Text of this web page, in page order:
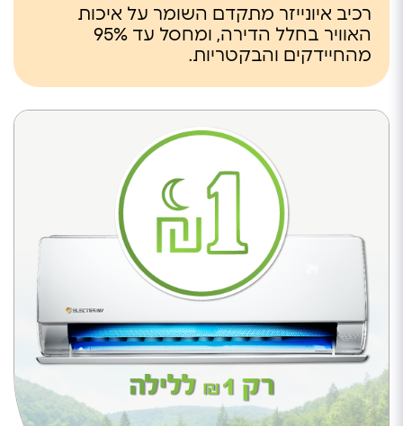
רכיב איונייזר מתקדם השומר על איכות
האוויר בחלל הדירה, ומחסל עד 95%
מהחיידקים והבקטריות.